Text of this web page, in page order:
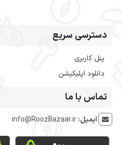
دسترسی سریع
پنل کاربری
دانلود اپلیکیشن
تماس با ما
ایمیل:info@RoozBazaar.ir